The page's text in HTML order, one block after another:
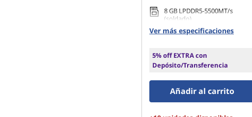
8 GB LPDDR5-5500MT/s
(soldado)
512 GB SSD M.2 2242 PCIe TLC
Ver más especificaciones
5% off EXTRA con
Depósito/Transferencia
Añadir al carrito